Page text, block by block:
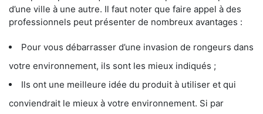
d’une ville à une autre. Il faut noter que faire appel à des
professionnels peut présenter de nombreux avantages :
Pour vous débarrasser d’une invasion de rongeurs dans
votre environnement, ils sont les mieux indiqués ;
Ils ont une meilleure idée du produit à utiliser et qui
conviendrait le mieux à votre environnement. Si par